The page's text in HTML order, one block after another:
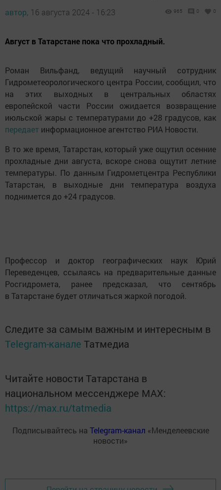
автор, 16 августа 2024 - 16:23 965 0 0
Август в Татарстане пока что прохладный.
Роман Вильфанд, ведущий научный сотрудник
Гидрометеорологического центра России, сообщил, что
на этих выходных в центральных областях
европейской части России ожидается возвращение
июльской жары с температурами до +28 градусов, как
передает информационное агентство РИА Новости.
В то же время, Татарстан, который уже ощутил осенние
прохладные дни августа, вскоре снова ощутит летние
температуры. По данным Гидрометцентра Республики
Татарстан, в выходные дни температура воздуха
поднимется до +24 градусов.
Профессор и доктор географических наук Юрий
Переведенцев, ссылаясь на предварительные данные
Росгидромета, ранее предсказал, что сентябрь
в Татарстане будет отличаться жаркой погодой.
Следите за самым важным и интересным в
Telegram-канале Татмедиа
Читайте новости Татарстана в
национальном мессенджере MАХ:
https://max.ru/tatmedia
Подписывайтесь на Telegram-канал «Менделеевские
новости»